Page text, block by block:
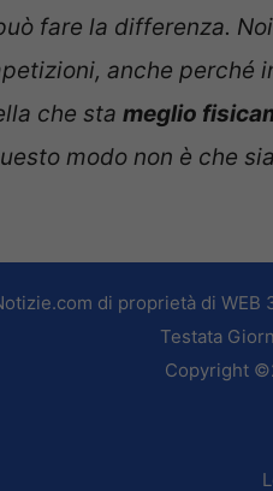
fare la differenza.
anche perché
che sta meglio
modo non è che
di proprietà di WEB
Testata
Copyright